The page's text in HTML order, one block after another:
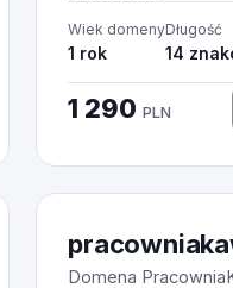
Wiek domeny
1 rok
Długość
14
1 290PLN
Domena